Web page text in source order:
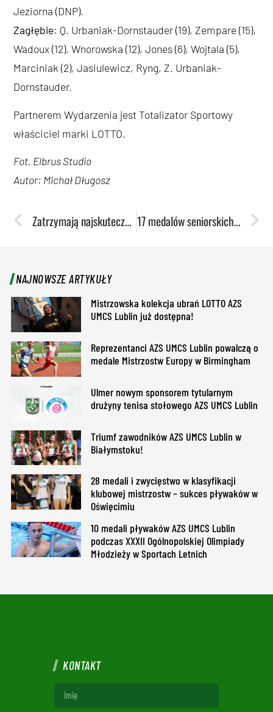
Jeziorna (DNP).
Zagłębie: Q. Urbaniak-Dornstauder (19), Zempare (15),
Wadoux (12), Wnorowska (12), Jones (6), Wojtala (5),
Marciniak (2), Jasiulewicz, Ryng, Z. Urbaniak-
Dornstauder.
Partnerem Wydarzenia jest Totalizator Sportowy
właściciel marki LOTTO.
Fot. Elbrus Studio
Autor: Michał Długosz
Zatrzymają najskuteczniejszą ofensywę ligi? W niedzielę mecz z Zagłębiem 17 medalów seniorskich. Sukces lubelskich pływaków na mistrzostwach kraju
NAJNOWSZE ARTYKUŁY
Mistrzowska kolekcja ubrań LOTTO AZS
UMCS Lublin już dostępna!
Reprezentanci AZS UMCS Lublin powalczą o
medale Mistrzostw Europy w Birmingham
Ulmer nowym sponsorem tytularnym
drużyny tenisa stołowego AZS UMCS Lublin
Triumf zawodników AZS UMCS Lublin w
Białymstoku!
28 medali i zwycięstwo w klasyfikacji
klubowej mistrzostw – sukces pływaków w
Oświęcimiu
10 medali pływaków AZS UMCS Lublin
podczas XXXII Ogólnopolskiej Olimpiady
Młodzieży w Sportach Letnich
KONTAKT